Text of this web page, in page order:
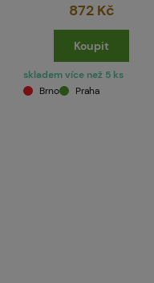
872 Kč
Koupit
skladem více než 5 ks
Brno
Praha